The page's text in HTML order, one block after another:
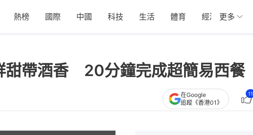
熱榜 國際 中國 科技 生活 體育 經濟 01深圳
更多
甜帶酒香 20分鐘完成超簡易西餐
在Google
追蹤《香港01》
11